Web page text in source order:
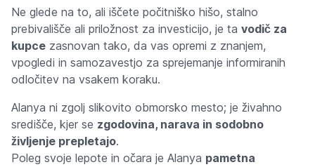
Ne glede na to, ali iščete počitniško hišo, stalno
prebivališče ali priložnost za investicijo, je ta vodič za
kupce zasnovan tako, da vas opremi z znanjem,
vpogledi in samozavestjo za sprejemanje informiranih
odločitev na vsakem koraku.
Alanya ni zgolj slikovito obmorsko mesto; je živahno
središče, kjer se zgodovina, narava in sodobno
življenje prepletajo.
Poleg svoje lepote in očara je Alanya pametna